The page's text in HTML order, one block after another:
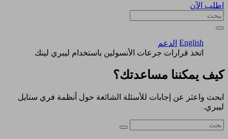
اطلب الآن
English الدعم
اتخذ قرارات جرعات الأنسولين باستخدام ليبري لينك
كيف يمكننا مساعدتك؟
ابحث واعثر عن إجابات للأسئلة الشائعة حول أنظمة فري ستايل
ليبري.